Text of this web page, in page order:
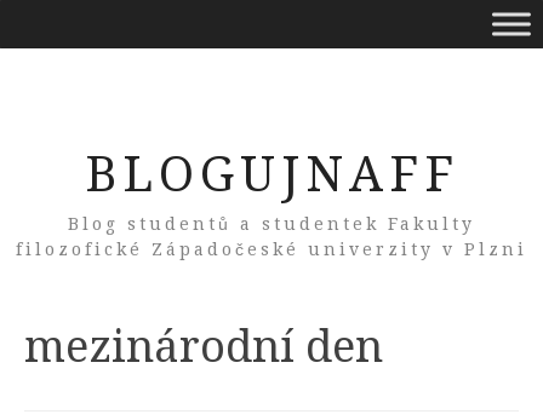
BLOGUJNAFF
Blog studentů a studentek Fakulty
filozofické Západočeské univerzity v Plzni
Tag:
mezinárodní den